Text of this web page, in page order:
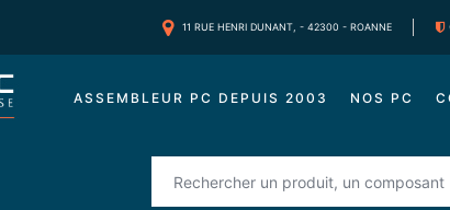
11 RUE HENRI DUNANT, - 42300 - ROANNE
ASSEMBLEUR PC DEPUIS 2003 NOS PC